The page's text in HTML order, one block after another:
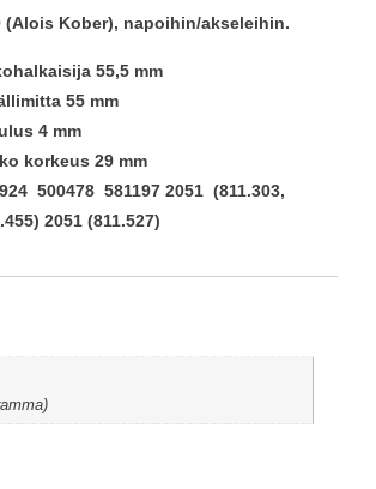
(Alois Kober), napoihin/akseleihin.
55,5 mm
55 mm
4 mm
korkeus 29 mm
500478 581197 2051 (811.303,
2051 (811.527)